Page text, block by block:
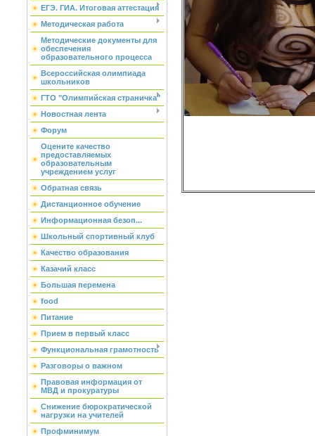
ЕГЭ. ГИА. Итоговая аттестация
Методическая работа
Методические документы для
обеспечения
образовательного процесса
Всероссийская олимпиада
школьников
ГТО "Олимпийская страничка"
Новостная лента
Форум
Оцените качество
предоставляемых
образовательным
учреждением услуг
Обратная связь
Дистанционное обучение
Информационная безоп...
Школьный спортивный клуб
Качество образования
Казачий класс
Большая перемена
food
Питание
Прием в первый класс
Функциональная грамотность
Разговоры о важном
Правовая информация от
МВД и прокуратуры
Снижение бюрократической
нагрузки на учителей
Профминимум